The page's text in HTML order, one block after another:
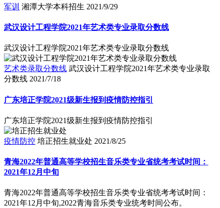
军训 湘潭大学本科招生 2021/9/29
武汉设计工程学院2021年艺术类专业录取分数线
武汉设计工程学院2021年艺术类专业录取分数线
艺术类录取分数线 武汉设计工程学院2021年艺术类专业录取
分数线 2021/7/18
广东培正学院2021级新生报到疫情防控指引
广东培正学院2021级新生报到疫情防控指引
疫情防控 培正招生就业处 2021/8/25
青海2022年普通高等学校招生音乐类专业省统考考试时间：
2021年12月中旬
青海2022年普通高等学校招生音乐类专业省统考考试时间：
2021年12月中旬,2022青海音乐类专业统考时间公布。